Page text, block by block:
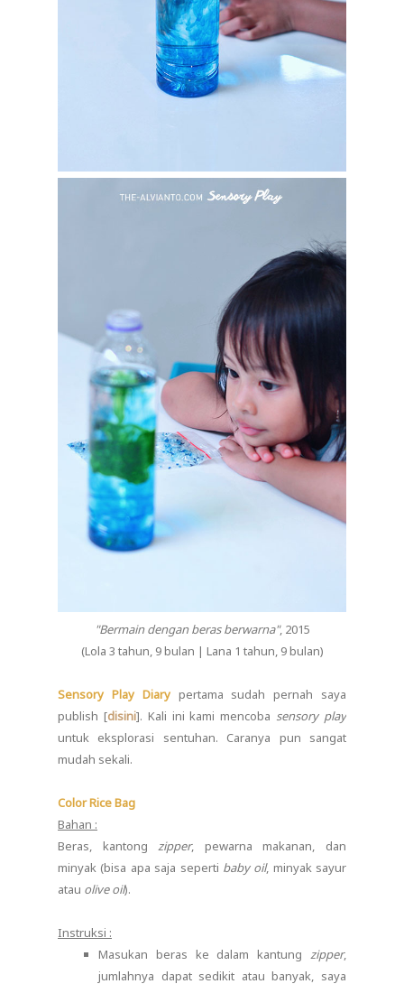
"Bermain dengan beras berwarna", 2015
(Lola 3 tahun, 9 bulan | Lana 1 tahun, 9 bulan)
Sensory Play Diarypertama sudah pernah saya
publish [disini]. Kali ini kami mencoba sensory play
untuk eksplorasi sentuhan. Caranya pun sangat
mudah sekali.
Color Rice Bag
Bahan :
Beras, kantongzipper, pewarna makanan, dan
minyak (bisa apa saja seperti baby oil, minyak sayur
atau olive oil).
Instruksi :
Masukan beras ke dalam kantung zipper,
jumlahnya dapat sedikit atau banyak, saya